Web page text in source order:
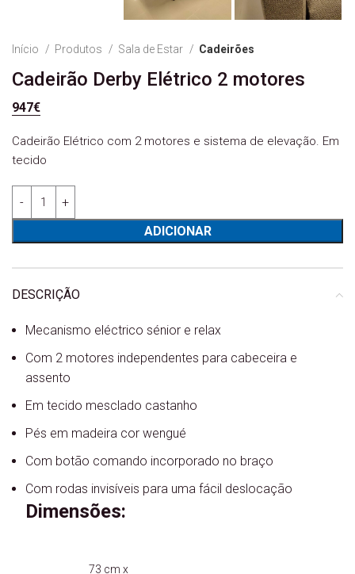
Início Produtos Sala de Estar Cadeirões
Cadeirão Derby Elétrico 2 motores
947€
Cadeirão Elétrico com 2 motores e sistema de elevação. Em
tecido
Quantidade de Cadeirão Derby Elétrico 2 motores
ADICIONAR
DESCRIÇÃO
Mecanismo eléctrico sénior e relax
Com 2 motores independentes para cabeceira e
assento
Em tecido mesclado castanho
Pés em madeira cor wengué
Com botão comando incorporado no braço
Com rodas invisíveis para uma fácil deslocação
Dimensões:
73 cm x